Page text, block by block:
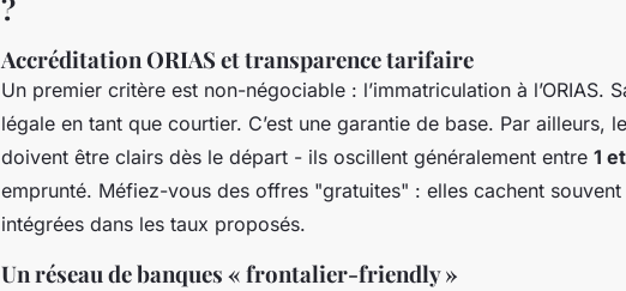
?
Accréditation ORIAS et transparence tarifaire
Un premier critère est non-négociable : l’immatriculation à l’ORIAS.
légale en tant que courtier. C’est une garantie de base. Par ailleurs,
doivent être clairs dès le départ - ils oscillent généralement entre 1
emprunté. Méfiez-vous des offres "gratuites" : elles cachent
intégrées dans les taux proposés.
Un réseau de banques « frontalier-friendly »